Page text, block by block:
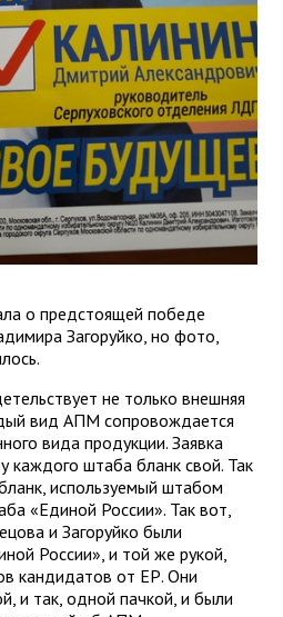
о предстоящей победе
Загоруйко, но фото,
не только внешняя
вид АПМ сопровождается
вида продукции. Заявка
каждого штаба бланк свой. Так
используемый штабом
«Единой России». Так вот,
и Загоруйко были
России», и той же рукой,
кандидатов от ЕР. Они
и так, одной пачкой, и были